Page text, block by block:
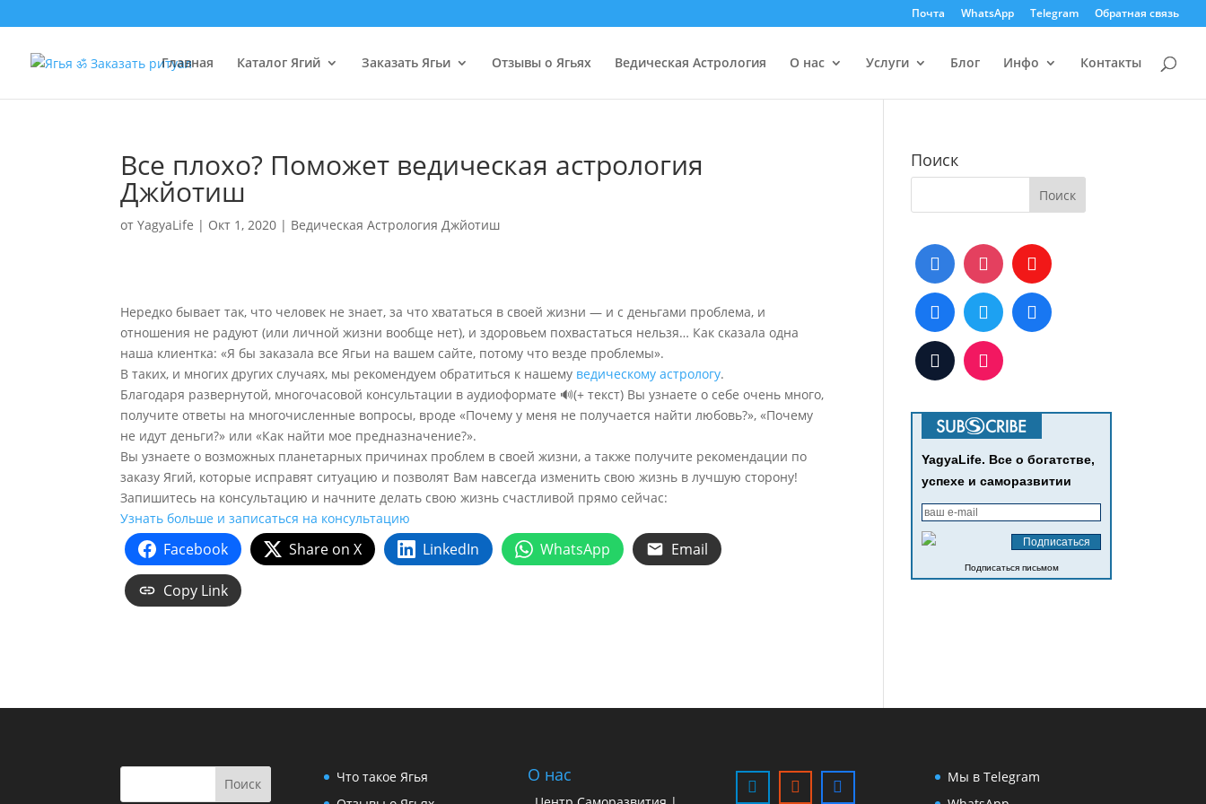
Почта WhatsApp Telegram Обратная связь
Главная Каталог Ягий Заказать Ягьи Отзывы о Ягьях Ведическая Астрология О нас Услуги Блог Инфо Контакты
Все плохо? Поможет ведическая астрология
Джйотиш
отYagyaLife | Окт 1, 2020 | Ведическая Астрология Джйотиш
Нередко бывает так, что человек не знает, за что хвататься в своей жизни — и с деньгами проблема, и
отношения не радуют (или личной жизни вообще нет), и здоровьем похвастаться нельзя… Как сказала одна
наша клиентка: «Я бы заказала все Ягьи на вашем сайте, потому что везде проблемы».
В таких, и многих других случаях, мы рекомендуем обратиться к нашему ведическому астрологу.
Благодаря развернутой, многочасовой консультации в аудиоформате 🔊(+ текст) Вы узнаете о себе очень много,
получите ответы на многочисленные вопросы, вроде «Почему у меня не получается найти любовь?», «Почему
не идут деньги?» или «Как найти мое предназначение?».
Вы узнаете о возможных планетарных причинах проблем в своей жизни, а также получите рекомендации по
заказу Ягий, которые исправят ситуацию и позволят Вам навсегда изменить свою жизнь в лучшую сторону!
Запишитесь на консультацию и начните делать свою жизнь счастливой прямо сейчас:
Узнать больше и записаться на консультацию
Facebook Share on X LinkedIn WhatsApp Email
Copy Link
Поиск
YagyaLife. Все о богатстве,
успехе и саморазвитии
Подписаться письмом
Что такое Ягья
О нас
Мы в Telegram